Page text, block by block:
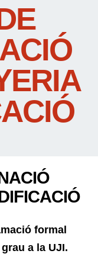
formal
a la UJI.